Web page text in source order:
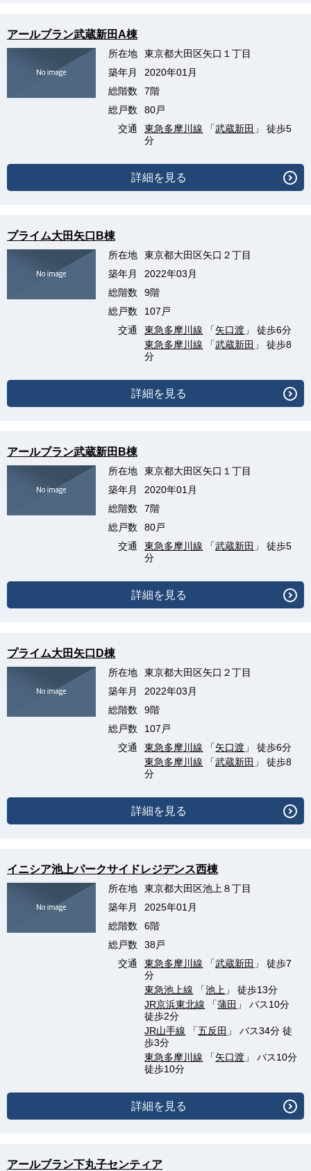
アールブラン武蔵新田A棟
所在地
東京都大田区矢口１丁目
築年月
2020年01月
総階数
7階
総戸数
80戸
交通
東急多摩川線 「武蔵新田 」 徒歩5
分
詳細を見る
プライム大田矢口B棟
所在地
東京都大田区矢口２丁目
築年月
2022年03月
総階数
9階
総戸数
107戸
交通
東急多摩川線 「矢口渡 」 徒歩6分
東急多摩川線 「武蔵新田 」 徒歩8
分
詳細を見る
アールブラン武蔵新田B棟
所在地
東京都大田区矢口１丁目
築年月
2020年01月
総階数
7階
総戸数
80戸
交通
東急多摩川線 「武蔵新田 」 徒歩5
分
詳細を見る
プライム大田矢口D棟
所在地
東京都大田区矢口２丁目
築年月
2022年03月
総階数
9階
総戸数
107戸
交通
東急多摩川線 「矢口渡 」 徒歩6分
東急多摩川線 「武蔵新田 」 徒歩8
分
詳細を見る
イニシア池上パークサイドレジデンス西棟
所在地
東京都大田区池上８丁目
築年月
2025年01月
総階数
6階
総戸数
38戸
交通
東急多摩川線 「武蔵新田 」 徒歩7
分
東急池上線 「池上 」 徒歩13分
JR京浜東北線 「蒲田 」 バス10分
徒歩2分
JR山手線 「五反田 」 バス34分 徒
歩3分
東急多摩川線 「矢口渡 」 バス10分
徒歩10分
詳細を見る
アールブラン下丸子センティア